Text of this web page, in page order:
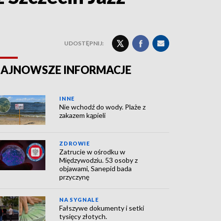
UDOSTĘPNIJ:
INFORMACJE
INNE
Nie wchodź do wody. Plaże z
zakazem kąpieli
ZDROWIE
Zatrucie w ośrodku w
Międzywodziu. 53 osoby z
objawami, Sanepid bada
przyczynę
NA SYGNALE
Fałszywe dokumenty i setki
tysięcy złotych.